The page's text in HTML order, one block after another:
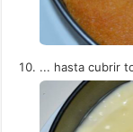
... hasta cubrir